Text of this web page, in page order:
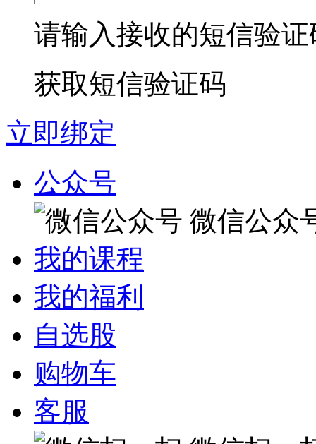
请输入接收的短信验证
获取短信验证码
立即绑定
公众号
微信公众
我的课程
我的福利
自选股
购物车
客服